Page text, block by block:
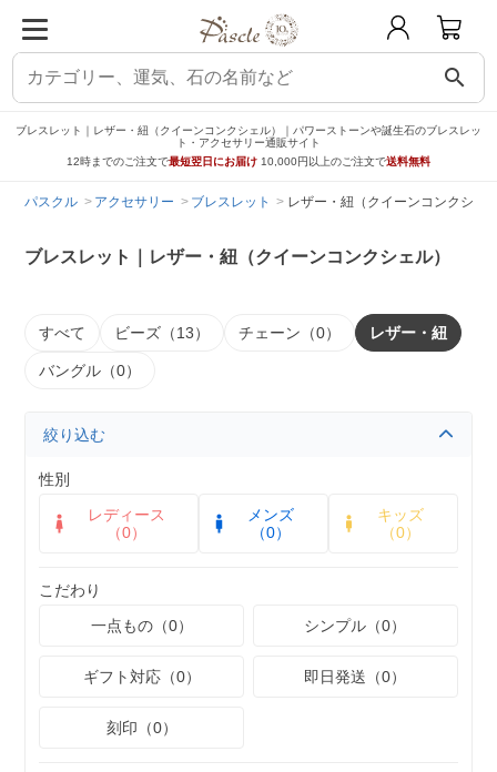
search
ブレスレット｜レザー・紐（クイーンコンクシェル）｜パワーストーンや誕生石のブレスレッ
ト・アクセサリー通販サイト
12時までのご注文で最短翌日にお届け 10,000円以上のご注文で送料無料
パスクル アクセサリー ブレスレット レザー・紐（クイーンコンクシェ
ブレスレット｜レザー・紐（クイーンコンクシェル）
すべて ビーズ（13） チェーン（0） レザー・紐
バングル（0）
絞り込む
性別
レディース
（0）
メンズ
（0）
キッズ
（0）
こだわり
一点もの（0）
シンプル（0）
ギフト対応（0） 即日発送（0）
刻印（0）